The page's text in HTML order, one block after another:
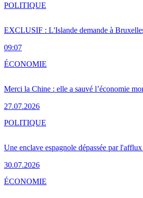
EXCLUSIF : L'Islande demande à
09:07
POLITIQUE
Merci la Chine : elle a sauvé l’économie
27.07.2026
ÉCONOMIE
Une enclave espagnole dépassée par
30.07.2026
POLITIQUE
ÉCONOMIE